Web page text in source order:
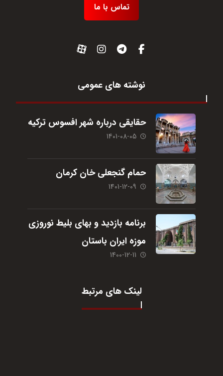
تماس با ما
نوشته های عمومی
حقایقی درباره شهر افسوس ترکیه
1401-08-05
حمام گنجعلی خان کرمان
1401-12-09
برنامه بازدید و بهای بلیط نوروزی
موزه ایران باستان
1400-12-11
لینک های مرتبط